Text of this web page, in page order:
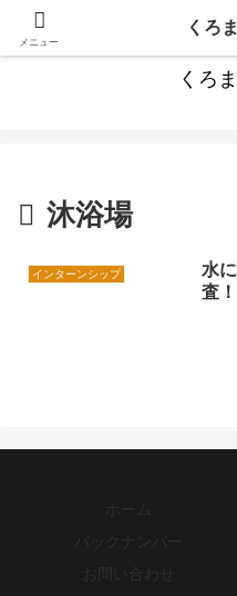
カンボジア旅行
くろ
沐浴場
インターンシップ
水
査！
ホーム
バックナンバー
お問い合わせ
メニュー
くろ